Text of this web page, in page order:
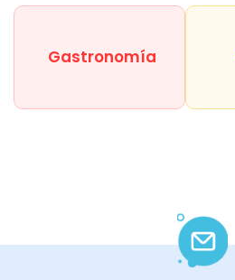
Gastronomía